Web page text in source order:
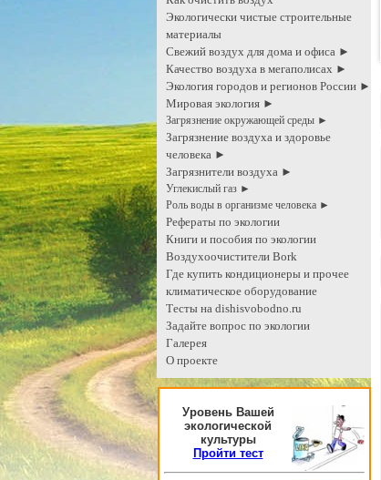
Экологически чистые строительные
материалы
Свежий воздух для дома и офиса ►
Качество воздуха в мегаполисах ►
Экология городов и регионов России ►
Мировая экология ►
Загрязнение окружающей среды ►
Загрязнение воздуха и здоровье
человека ►
Загрязнители воздуха ►
Углекислый газ ►
Роль воды в организме человека ►
Рефераты по экологии
Книги и пособия по экологии
Воздухоочистители Bork
Где купить кондиционеры и прочее
климатическое оборудование
Тесты на dishisvobodno.ru
Задайте вопрос по экологии
Галерея
О проекте
Уровень Вашей
экологической
культуры
Пройти тест